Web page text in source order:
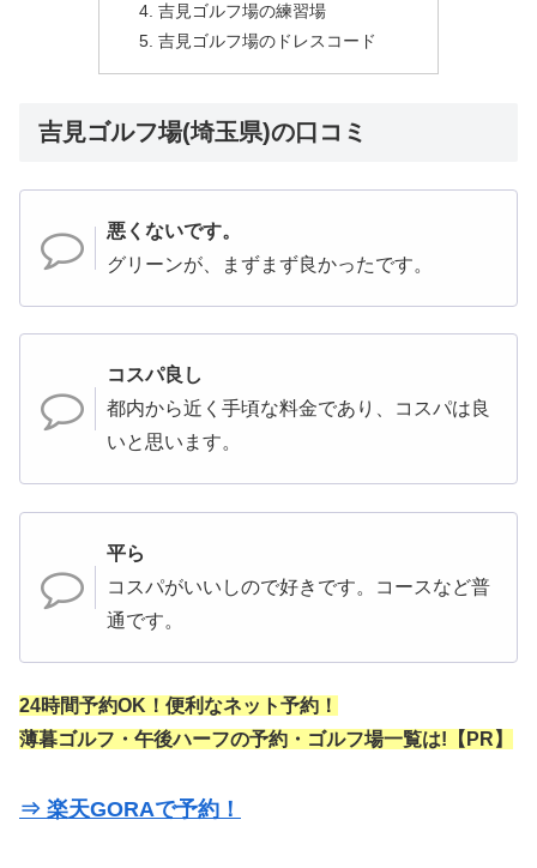
吉見ゴルフ場の練習場
吉見ゴルフ場のドレスコード
吉見ゴルフ場(埼玉県)の口コミ
悪くないです。
グリーンが、まずまず良かったです。
コスパ良し
都内から近く手頃な料金であり、コスパは良
いと思います。
平ら
コスパがいいしので好きです。コースなど普
通です。
24時間予約OK！便利なネット予約！
薄暮ゴルフ・午後ハーフの予約・ゴルフ場一覧は!【PR】
⇒ 楽天GORAで予約！